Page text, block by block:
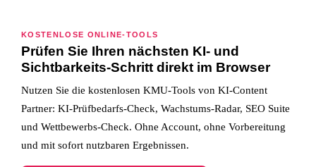
KOSTENLOSE ONLINE-TOOLS
Prüfen Sie Ihren nächsten KI- und
Sichtbarkeits-Schritt direkt im Browser
Nutzen Sie die kostenlosen KMU-Tools von KI-Content
Partner: KI-Prüfbedarfs-Check, Wachstums-Radar, SEO Suite
und Wettbewerbs-Check. Ohne Account, ohne Vorbereitung
und mit sofort nutzbaren Ergebnissen.